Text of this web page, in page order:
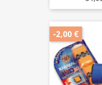
-2,00 €